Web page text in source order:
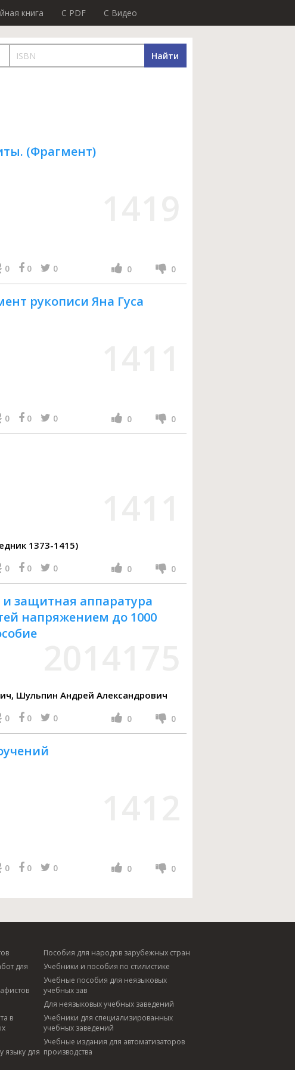
книга C PDF C Видео
Найти
(Фрагмент)
0 0 0 0 0
рукописи Яна Гуса
0 0 0 0 0
Гус Ян (чешский проповедник 1373-1415)
0 0 0 0 0
защитная аппаратура
напряжением до 1000
Агеев Анатолий Иванович, Шульпин Андрей Александрович
0 0 0 0 0
0 0 0 0 0
для
в
языку для
Пособия для народов зарубежных стран
Учебники и пособия по стилистике
Учебные пособия для неязыковых
учебных зав
Для неязыковых учебных заведений
Учебники для специализированных
учебных заведений
Учебные издания для автоматизаторов
производства